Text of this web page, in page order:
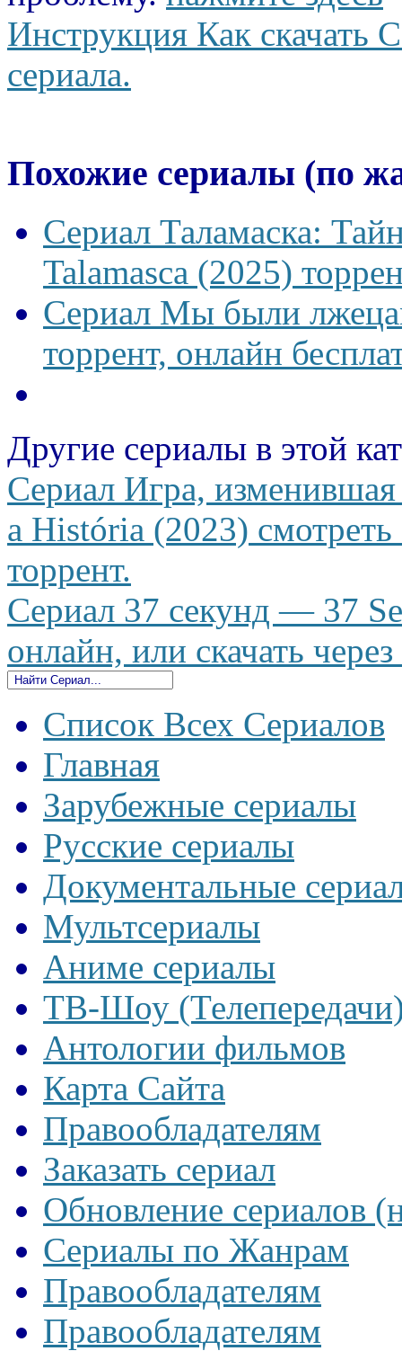
Инструкция Как скачать
сериала.
Похожие сериалы (по
Сериал Таламаска:
Talamasca (2025)
Сериал Мы были
торрент, онлайн
Другие сериалы в этой
Сериал Игра,
a História (2023) смотреть
торрент.
Сериал 37 секунд — 37
онлайн, или скачать
Список Всех Сериалов
Главная
Зарубежные сериалы
Русские сериалы
Документальные
Мультсериалы
Аниме сериалы
ТВ-Шоу
Антологии фильмов
Карта Сайта
Правообладателям
Заказать сериал
Обновление сериалов
Сериалы по Жанрам
Правообладателям
Правообладателям